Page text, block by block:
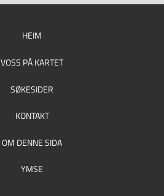
HEIM
VOSS PÅ KARTET
SØKESIDER
KONTAKT
OM DENNE SIDA
YMSE